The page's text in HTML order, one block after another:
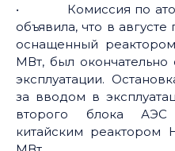
• Комиссия по
объявила, что в
оснащенный
МВт, был окончательно
эксплуатации.
за вводом в
второго блока АЭС
китайским реактором